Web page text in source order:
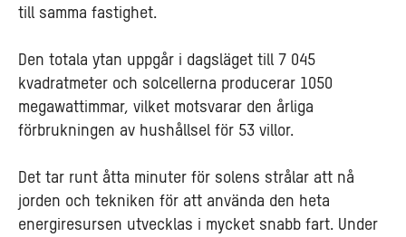
till samma fastighet.
Den totala ytan uppgår i dagsläget till 7 045
kvadratmeter och solcellerna producerar 1050
megawattimmar, vilket motsvarar den årliga
förbrukningen av hushållsel för 53 villor.
Det tar runt åtta minuter för solens strålar att nå
jorden och tekniken för att använda den heta
energiresursen utvecklas i mycket snabb fart. Under